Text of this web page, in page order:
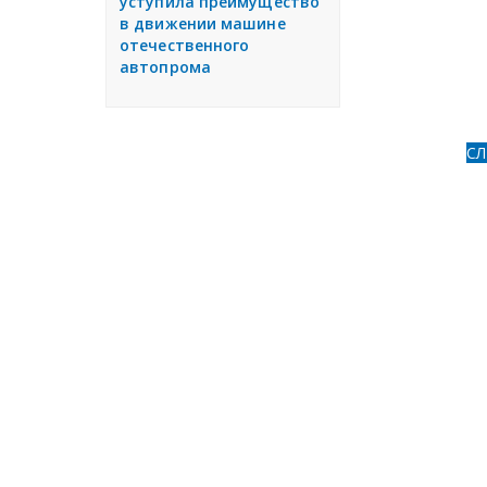
в движении машине
отечественного
автопрома